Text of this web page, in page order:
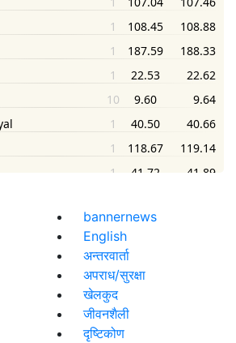
bannernews
English
अन्तरवार्ता
अपराध/सुरक्षा
खेलकुद
जीवनशैली
दृष्टिकोण